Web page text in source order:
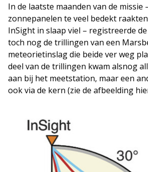
In de laatste maanden van de missie
zonnepanelen te veel bedekt
InSight in slaap viel – registreerde
toch nog de trillingen van een
meteorietinslag die beide ver weg
deel van de trillingen kwam alsnog
aan bij het meetstation, maar een
ook via de kern (zie de afbeelding